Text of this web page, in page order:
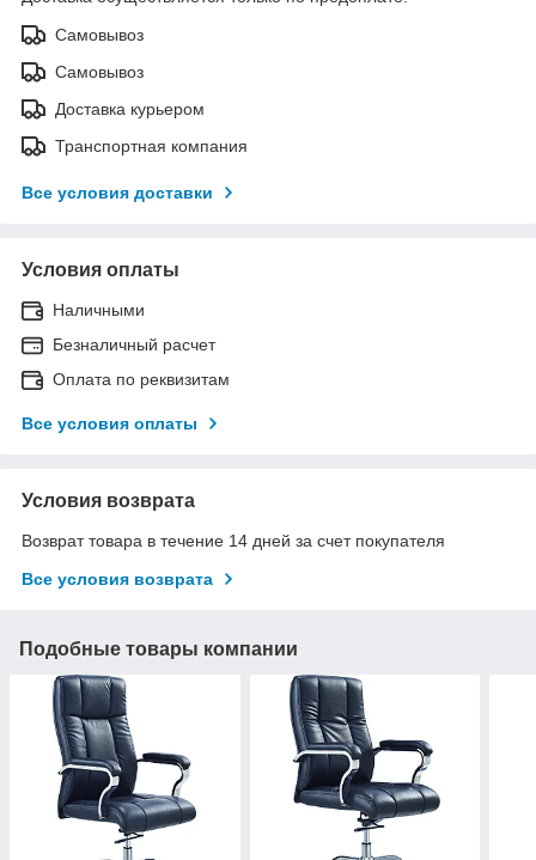
Самовывоз
Самовывоз
Доставка курьером
Транспортная компания
Все условия доставки
Условия оплаты
Наличными
Безналичный расчет
Оплата по реквизитам
Все условия оплаты
Условия возврата
Возврат товара в течение 14 дней за счет покупателя
Все условия возврата
Подобные товары компании